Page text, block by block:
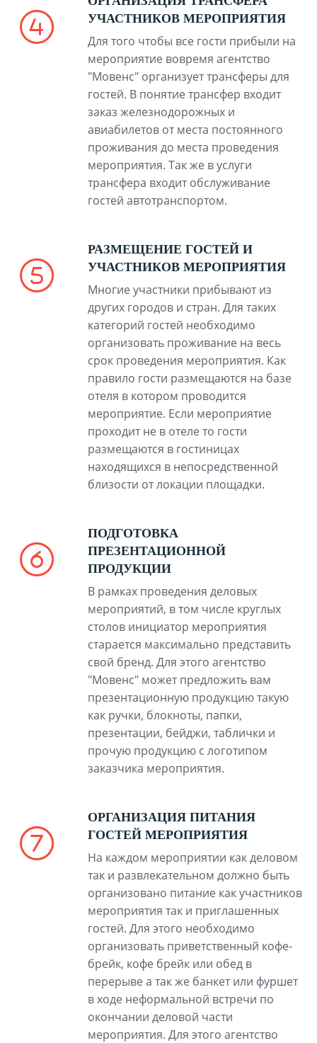
УЧАСТНИКОВ МЕРОПРИЯТИЯ
Для того чтобы все гости прибыли на
мероприятие вовремя агентство
"Мовенс" организует трансферы для
гостей. В понятие трансфер входит
заказ железнодорожных и
авиабилетов от места постоянного
проживания до места проведения
мероприятия. Так же в услуги
трансфера входит обслуживание
гостей автотранспортом.
РАЗМЕЩЕНИЕ ГОСТЕЙ И
УЧАСТНИКОВ МЕРОПРИЯТИЯ
Многие участники прибывают из
других городов и стран. Для таких
категорий гостей необходимо
организовать проживание на весь
срок проведения мероприятия. Как
правило гости размещаются на базе
отеля в котором проводится
мероприятие. Если мероприятие
проходит не в отеле то гости
размещаются в гостиницах
находящихся в непосредственной
близости от локации площадки.
ПОДГОТОВКА
ПРЕЗЕНТАЦИОННОЙ
ПРОДУКЦИИ
В рамках проведения деловых
мероприятий, в том числе круглых
столов инициатор мероприятия
старается максимально представить
свой бренд. Для этого агентство
"Мовенс" может предложить вам
презентационную продукцию такую
как ручки, блокноты, папки,
презентации, бейджи, таблички и
прочую продукцию с логотипом
заказчика мероприятия.
ОРГАНИЗАЦИЯ ПИТАНИЯ
ГОСТЕЙ МЕРОПРИЯТИЯ
На каждом мероприятии как деловом
так и развлекательном должно быть
организовано питание как участников
мероприятия так и приглашенных
гостей. Для этого необходимо
организовать приветственный кофе-
брейк, кофе брейк или обед в
перерыве а так же банкет или фуршет
в ходе неформальной встречи по
окончании деловой части
мероприятия. Для этого агентство